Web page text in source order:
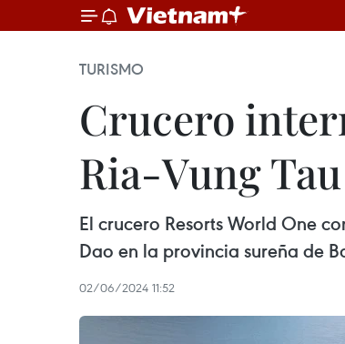
TURISMO
Crucero
Ria-Vung Tau
El crucero Resorts World One
Dao en la provincia sureña de
02/06/2024 11:52